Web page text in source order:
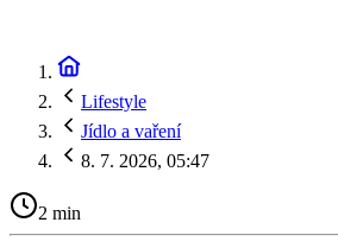
Lifestyle
Jídlo a vaření
8. 7. 2026, 05:47
2 min